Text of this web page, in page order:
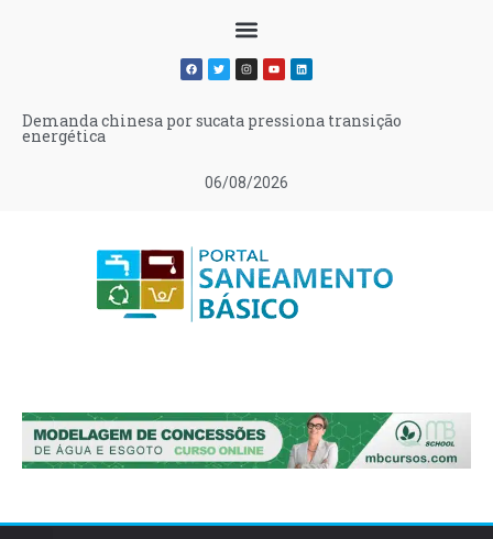
06/08/2026
Demanda chinesa por sucata pressiona transição
energética